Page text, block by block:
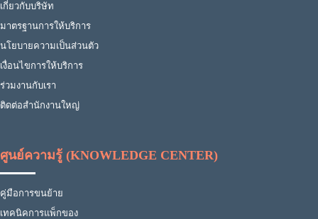
เกี่ยวกับบริษัท
มาตรฐานการให้บริการ
นโยบายความเป็นส่วนตัว
เงื่อนไขการให้บริการ
ร่วมงานกับเรา
ติดต่อสำนักงานใหญ่
ศูนย์ความรู้ (KNOWLEDGE CENTER)
คู่มือการขนย้าย
เทคนิคการแพ็กของ